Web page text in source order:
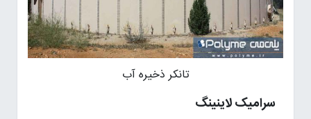
تانکر ذخیره آب
سرامیک لاینینگ